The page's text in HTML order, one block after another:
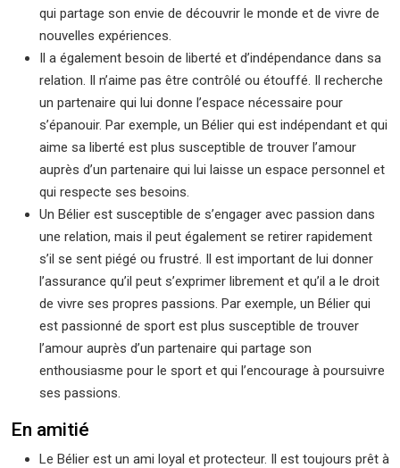
qui partage son envie de découvrir le monde et de vivre de
nouvelles expériences.
Il a également besoin de liberté et d’indépendance dans sa
relation. Il n’aime pas être contrôlé ou étouffé. Il recherche
un partenaire qui lui donne l’espace nécessaire pour
s’épanouir. Par exemple, un Bélier qui est indépendant et qui
aime sa liberté est plus susceptible de trouver l’amour
auprès d’un partenaire qui lui laisse un espace personnel et
qui respecte ses besoins.
Un Bélier est susceptible de s’engager avec passion dans
une relation, mais il peut également se retirer rapidement
s’il se sent piégé ou frustré. Il est important de lui donner
l’assurance qu’il peut s’exprimer librement et qu’il a le droit
de vivre ses propres passions. Par exemple, un Bélier qui
est passionné de sport est plus susceptible de trouver
l’amour auprès d’un partenaire qui partage son
enthousiasme pour le sport et qui l’encourage à poursuivre
ses passions.
En amitié
Le Bélier est un ami loyal et protecteur. Il est toujours prêt à